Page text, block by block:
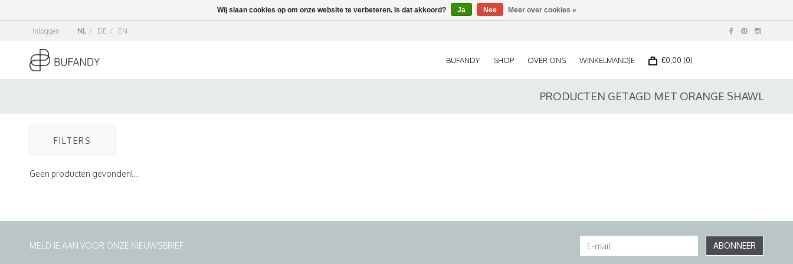
Inloggen NL / DE / EN
BUFANDY SHOP OVER ONS WINKELMANDJE €0,00 (0)
PRODUCTEN GETAGD MET ORANGE SHAWL
FILTERS
Geen producten gevonden!...
MELD JE AAN VOOR ONZE NIEUWSBRIEF ABONNEER
Wij slaan cookies op om onze website te verbeteren. Is dat akkoord? Ja Nee Meer over cookies »